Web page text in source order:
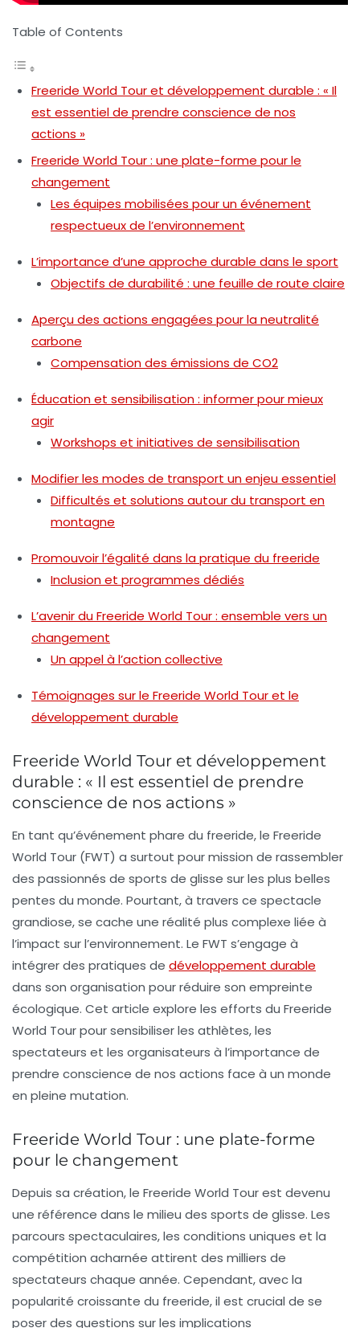
Table of Contents
Freeride World Tour et développement durable : « Il
est essentiel de prendre conscience de nos
actions »
Freeride World Tour : une plate-forme pour le
changement
Les équipes mobilisées pour un événement
respectueux de l’environnement
L’importance d’une approche durable dans le sport
Objectifs de durabilité : une feuille de route claire
Aperçu des actions engagées pour la neutralité
carbone
Compensation des émissions de CO2
Éducation et sensibilisation : informer pour mieux
agir
Workshops et initiatives de sensibilisation
Modifier les modes de transport un enjeu essentiel
Difficultés et solutions autour du transport en
montagne
Promouvoir l’égalité dans la pratique du freeride
Inclusion et programmes dédiés
L’avenir du Freeride World Tour : ensemble vers un
changement
Un appel à l’action collective
Témoignages sur le Freeride World Tour et le
développement durable
Freeride World Tour et développement
durable : « Il est essentiel de prendre
conscience de nos actions »
En tant qu’événement phare du freeride, le Freeride
World Tour (FWT) a surtout pour mission de rassembler
des passionnés de sports de glisse sur les plus belles
pentes du monde. Pourtant, à travers ce spectacle
grandiose, se cache une réalité plus complexe liée à
l’impact sur l’environnement. Le FWT s’engage à
intégrer des pratiques de développement durable
dans son organisation pour réduire son empreinte
écologique. Cet article explore les efforts du Freeride
World Tour pour sensibiliser les athlètes, les
spectateurs et les organisateurs à l’importance de
prendre conscience de nos actions face à un monde
en pleine mutation.
Freeride World Tour : une plate-forme
pour le changement
Depuis sa création, le Freeride World Tour est devenu
une référence dans le milieu des sports de glisse. Les
parcours spectaculaires, les conditions uniques et la
compétition acharnée attirent des milliers de
spectateurs chaque année. Cependant, avec la
popularité croissante du freeride, il est crucial de se
poser des questions sur les implications